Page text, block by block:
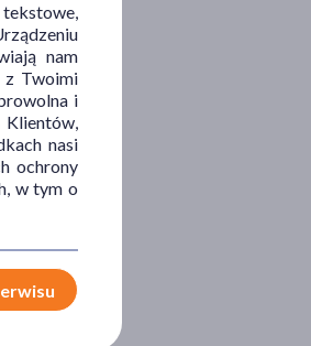
nam
z Twoimi
i
Klientów,
nasi
ochrony
w tym o